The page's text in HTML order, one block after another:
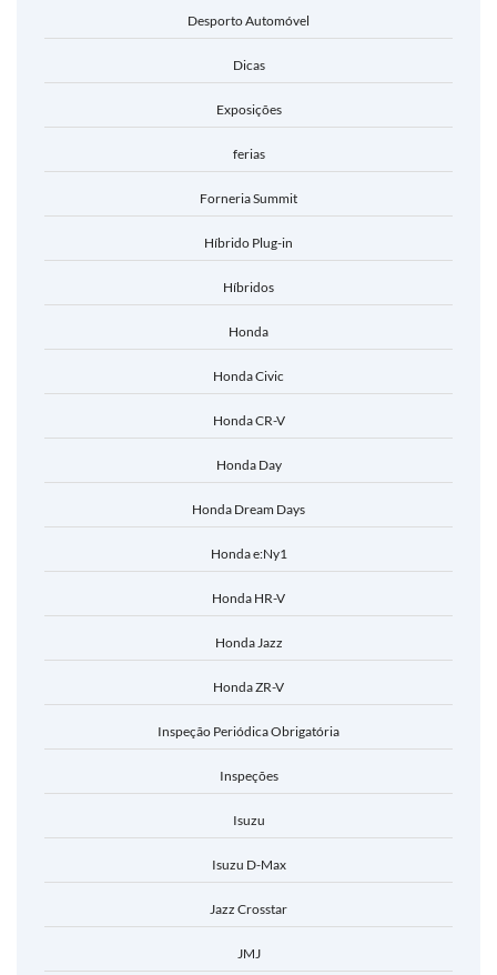
Desporto Automóvel
Dicas
Exposições
ferias
Forneria Summit
Híbrido Plug-in
Híbridos
Honda
Honda Civic
Honda CR-V
Honda Day
Honda Dream Days
Honda e:Ny1
Honda HR-V
Honda Jazz
Honda ZR-V
Inspeção Periódica Obrigatória
Inspeções
Isuzu
Isuzu D-Max
Jazz Crosstar
JMJ